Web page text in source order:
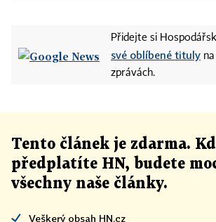
Přidejte si
své oblíbené tituly
zprávách.
Tento článek je zdarma.
předplatíte HN, budete
všechny naše články.
Veškerý obsah HN.cz